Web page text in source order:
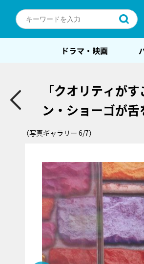
ドラマ・映画
「クオリティが
ン・ショーゴが舌
（写真ギャラリー 6/7）